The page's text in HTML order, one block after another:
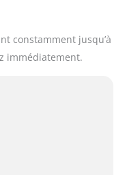
constamment jusqu’à
immédiatement.